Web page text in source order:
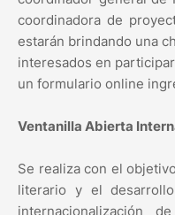
coordinadora de
estarán brindando una
interesados en
un formulario online
Ventanilla Abierta
Se realiza con el
literario y el
internacionalización